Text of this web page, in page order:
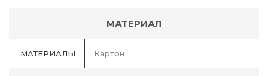
МАТЕРИАЛ
МАТЕРИАЛЫ Картон